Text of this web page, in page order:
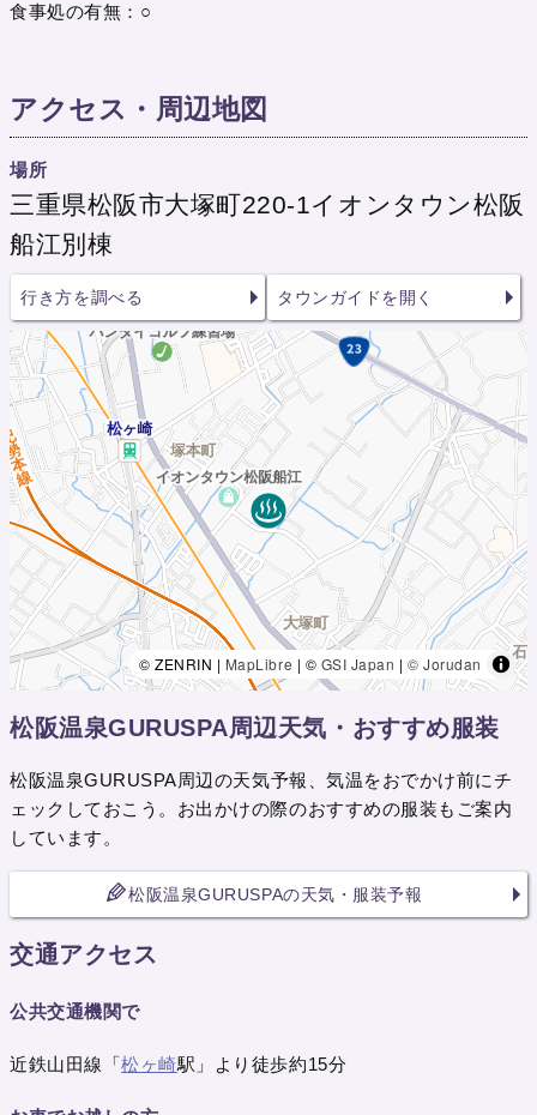
食事処の有無：○
アクセス・周辺地図
場所
三重県松阪市大塚町220-1イオンタウン松阪
船江別棟
行き方を調べる タウンガイドを開く
© ZENRIN | MapLibre | © GSI Japan |© Jorudan
松阪温泉GURUSPA周辺天気・おすすめ服装
松阪温泉GURUSPA周辺の天気予報、気温をおでかけ前にチ
ェックしておこう。お出かけの際のおすすめの服装もご案内
しています。
松阪温泉GURUSPAの天気・服装予報
交通アクセス
公共交通機関で
近鉄山田線「松ヶ崎駅」より徒歩約15分